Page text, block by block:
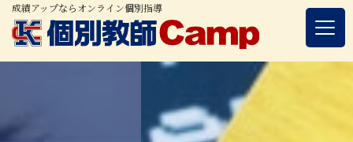
成績アップならオンライン個別指導